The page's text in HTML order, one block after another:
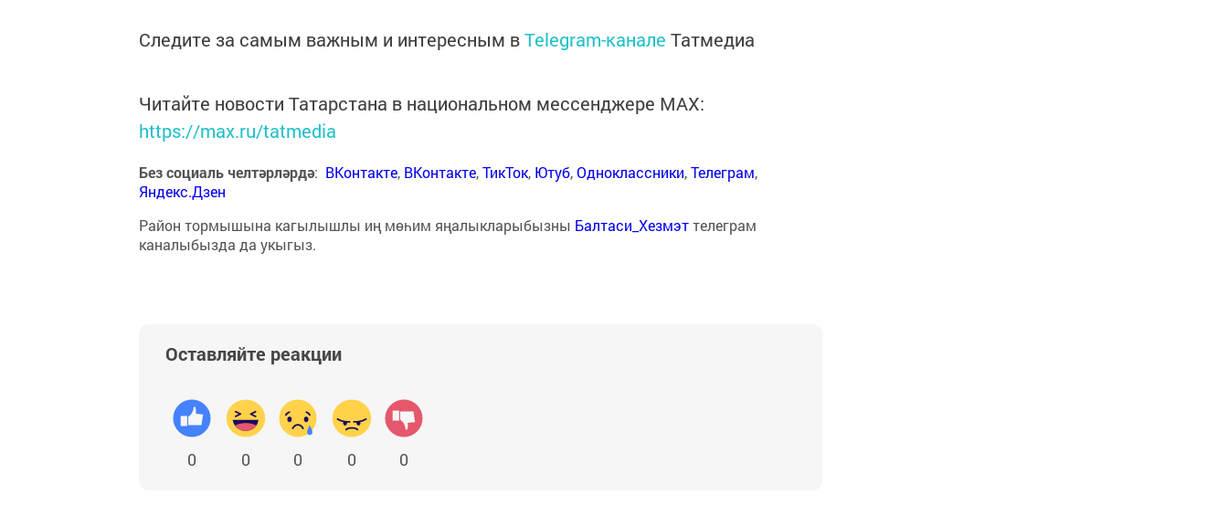
Следите за самым важным и интересным вTelegram-канале Татмедиа
Читайте новости Татарстана в национальном мессенджере MАХ:
https://max.ru/tatmedia
Без социаль челтәрләрдә: ВКонтакте, ВКонтакте,ТикТок, Ютуб,Одноклассники,Телеграм,
Яндекс.Дзен
Район тормышына кагылышлы иң мөһим яңалыкларыбызны Балтаси_Хезмэттелеграм
каналыбызда да укыгыз.
Оставляйте реакции
0 0 0 0 0